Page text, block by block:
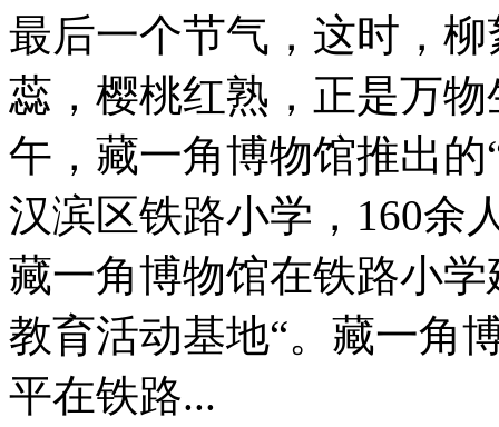
最后一个节气，这时，
蕊，樱桃红熟，正是万
午，藏一角博物馆推出
汉滨区铁路小学，160
藏一角博物馆在铁路小
教育活动基地“。藏一角
平在铁路...